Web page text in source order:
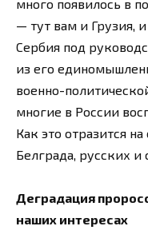
много появилось в
— тут вам и Грузия,
Сербия под
из его
военно-
многие в России
Как это отразится
Белграда, русских и
Деградация
наших интересах